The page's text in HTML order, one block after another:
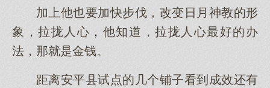
加上他也要加快步伐，改变日月神教的形
象，拉拢人心，他知道，拉拢人心最好的办
法，那就是金钱。
距离安平县试点的几个铺子看到成效还有